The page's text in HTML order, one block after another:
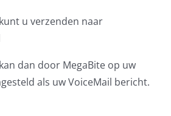
u verzenden naar
dan door MegaBite op uw
als uw VoiceMail bericht.